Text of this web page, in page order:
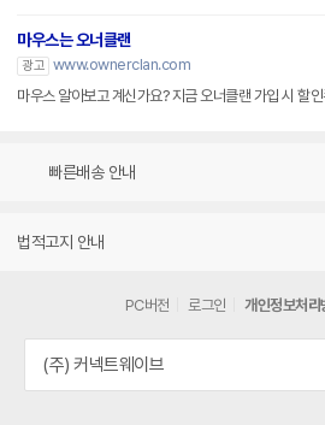
마우스는 오너클랜
광고 www.ownerclan.com
마우스 알아보고 계신가요? 지금 오너클랜 가입 시 할
빠른배송 안내
법적고지 안내
PC버전 로그인 개인정보처리
(주) 커넥트웨이브